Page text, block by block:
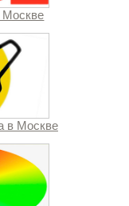
Москве
в Москве